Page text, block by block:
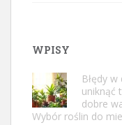
WPISY
Błędy
uniknąć
dobre
Wybór roślin do